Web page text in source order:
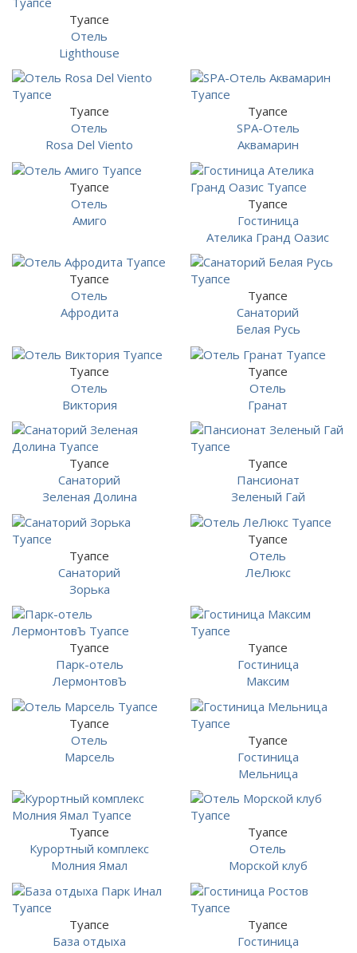
Туапсе
Отель
Lighthouse
Туапсе
Отель
Rosa Del Viento
Туапсе
SPA-Отель
Аквамарин
Туапсе
Отель
Амиго
Туапсе
Гостиница
Ателика Гранд Оазис
Туапсе
Отель
Афродита
Туапсе
Санаторий
Белая Русь
Туапсе
Отель
Виктория
Туапсе
Отель
Гранат
Туапсе
Санаторий
Зеленая Долина
Туапсе
Пансионат
Зеленый Гай
Туапсе
Санаторий
Зорька
Туапсе
Отель
ЛеЛюкс
Туапсе
Парк-отель
ЛермонтовЪ
Туапсе
Гостиница
Максим
Туапсе
Отель
Марсель
Туапсе
Гостиница
Мельница
Туапсе
Курортный комплекс
Молния Ямал
Туапсе
Отель
Морской клуб
Туапсе
База отдыха
Туапсе
Гостиница